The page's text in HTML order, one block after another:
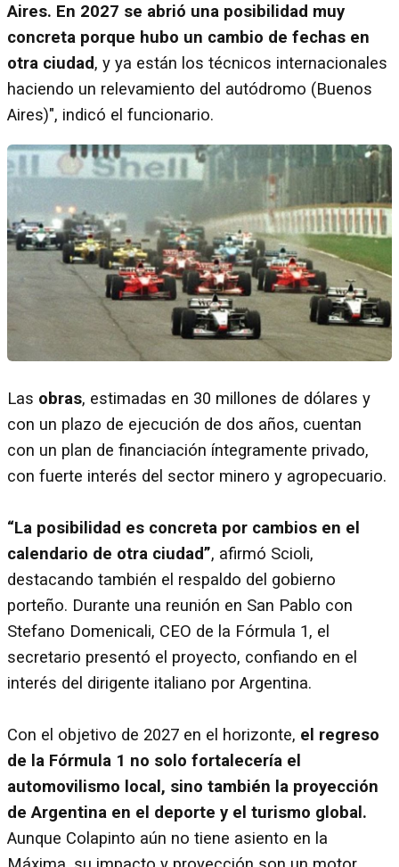
Aires. En 2027 se abrió una posibilidad muy
concreta porque hubo un cambio de fechas en
otra ciudad, y ya están los técnicos internacionales
haciendo un relevamiento del autódromo (Buenos
Aires)", indicó el funcionario.
Las obras, estimadas en 30 millones de dólares y
con un plazo de ejecución de dos años, cuentan
con un plan de financiación íntegramente privado,
con fuerte interés del sector minero y agropecuario.
“La posibilidad es concreta por cambios en el
calendario de otra ciudad”, afirmó Scioli,
destacando también el respaldo del gobierno
porteño. Durante una reunión en San Pablo con
Stefano Domenicali, CEO de la Fórmula 1, el
secretario presentó el proyecto, confiando en el
interés del dirigente italiano por Argentina.
Con el objetivo de 2027 en el horizonte, el regreso
de la Fórmula 1 no solo fortalecería el
automovilismo local, sino también la proyección
de Argentina en el deporte y el turismo global.
Aunque Colapinto aún no tiene asiento en la